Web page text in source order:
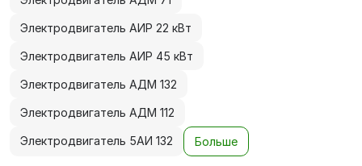
Электродвигатель АИР 22 кВт
Электродвигатель АИР 45 кВт
Электродвигатель АДМ 132
Электродвигатель АДМ 112
Электродвигатель 5АИ 132 Больше